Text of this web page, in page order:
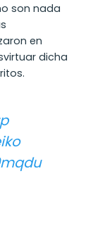
son nada
en
dicha